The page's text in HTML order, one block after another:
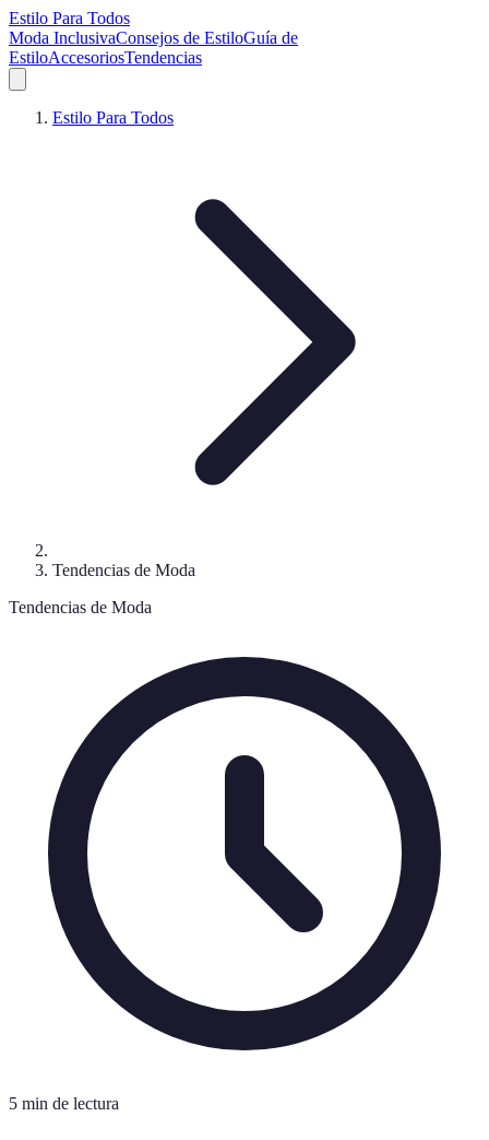
Estilo Para Todos
Moda InclusivaConsejos de EstiloGuía de
EstiloAccesoriosTendencias
Estilo Para Todos
Tendencias de Moda
Tendencias de Moda
5 min de lectura